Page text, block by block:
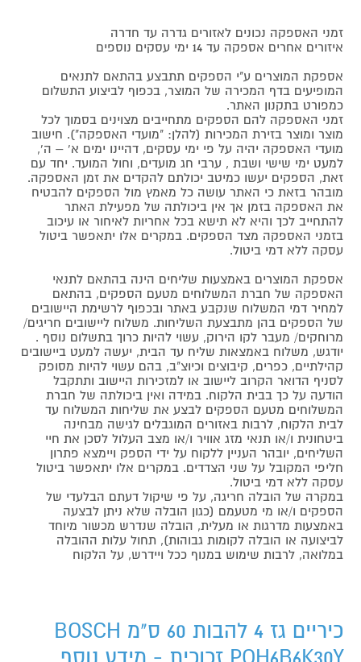
זמני האספקה נכונים לאזורים גדרה עד חדרה
איזורים אחרים אספקה עד 14 ימי עסקים נוספים
אספקת המוצרים ע"י הספקים תתבצע בהתאם לתנאים
המופיעים בדף המכירה של המוצר, בכפוף לביצוע התשלום
כמפורט בתקנון האתר.
זמני האספקה להם הספקים מתחייבים מצוינים בסמוך לכל
מוצר ומוצר בזירת המכירות (להלן: "מועדי האספקה"). חישוב
מועדי האספקה יהיה על פי ימי עסקים, דהיינו ימים א' – ה',
למעט ימי שישי ושבת , ערבי חג מועדים, וחול המועד. יחד עם
זאת, הספקים יעשו כמיטב יכולתם להקדים את זמן האספקה.
מובהר בזאת כי האתר עושה כל מאמץ מול הספקים להבטיח
את האספקה בזמן אך אין ביכולתה של מפעילת האתר
להתחייב לכך והיא לא תישא בכל אחריות לאיחור או עיכוב
בזמני האספקה מצד הספקים. במקרים אלו יתאפשר ביטול
עסקה ללא דמי ביטול.
אספקת המוצרים באמצעות שליחים הינה בהתאם לתנאי
האספקה של חברת המשלוחים מטעם הספקים, בהתאם
למחיר דמי המשלוח שנקבע באתר ובכפוף לרשימת היישובים
של הספקים בהן מתבצעת השליחות. משלוח ליישובים חריגים/
מרוחקים/ מעבר לקו הירוק, עשוי להיות כרוך בתשלום נוסף .
יודגש, משלוח באמצאות שליח עד הבית, יעשה למעט ביישובים
קהילתיים, כפרים, קיבוצים וכיוצ"ב, בהם עשוי להיות מסופק
לסניף הדואר הקרוב ליישוב או למזכירות היישוב ותתקבל
הודעה על כך בבית הלקוח. במידה ואין ביכולתה של חברת
המשלוחים מטעם הספקים לבצע את שליחות המשלוח עד
לבית הלקוח, לרבות באזורים המוגבלים לגישה מבחינה
ביטחונית ו/או תנאי מזג אוויר ו/או מצב העלול לסכן את חיי
השליחים, יובהר העניין ללקוח על ידי הספק ויימצא פתרון
חליפי המקובל על שני הצדדים. במקרים אלו יתאפשר ביטול
עסקה ללא דמי ביטול.
במקרה של הובלה חריגה, על פי שיקול דעתם הבלעדי של
הספקים ו/או מי מטעמם (כגון הובלה שלא ניתן לבצעה
באמצעות מדרגות או מעלית, הובלה שנדרש מכשור מיוחד
לביצועה או הובלה לקומות גבוהות), תחול עלות ההובלה
במלואה, לרבות שימוש במנוף ככל ויידרש, על הלקוח
כיריים גז 4 להבות 60 ס"מ BOSCH